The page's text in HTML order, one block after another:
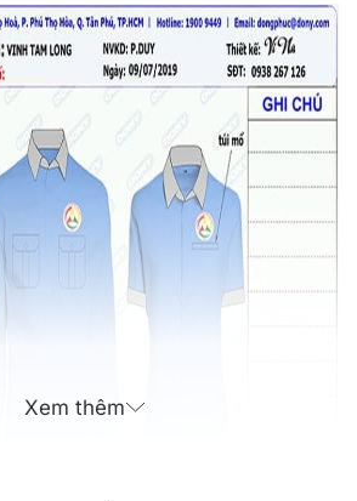
Xem thêm